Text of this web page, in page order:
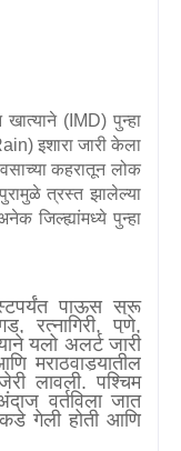
खात्याने (IMD)पुन्हा
इशारा जारी केला
कहरातून लोक
त्रस्त झालेल्या
जिल्ह्यांमध्ये पुन्हा
पाऊस सुरू
,रत्नागिरी,पुणे,
यलो अलर्ट जारी
मराठवाड्यातील
लावली. पश्चिम
वर्तविला जात
गेली होती आणि